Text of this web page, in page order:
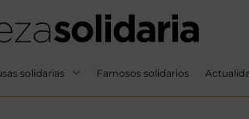
solidarias Famosos solidarios